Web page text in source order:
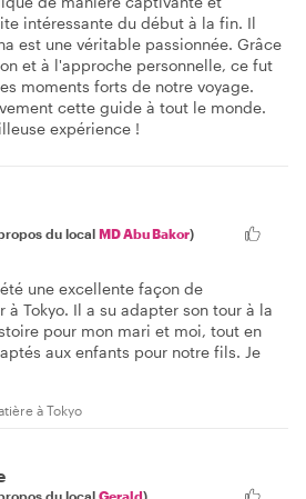
intéressante du début à la fin. Il
est une véritable passionnée. Grâce
et à l'approche personnelle, ce fut
moments forts de notre voyage.
cette guide à tout le monde.
expérience !
du local MD Abu Bakor)
une excellente façon de
à Tokyo. Il a su adapter son tour à la
pour mon mari et moi, tout en
aux enfants pour notre fils. Je
à Tokyo
du local Gerald)